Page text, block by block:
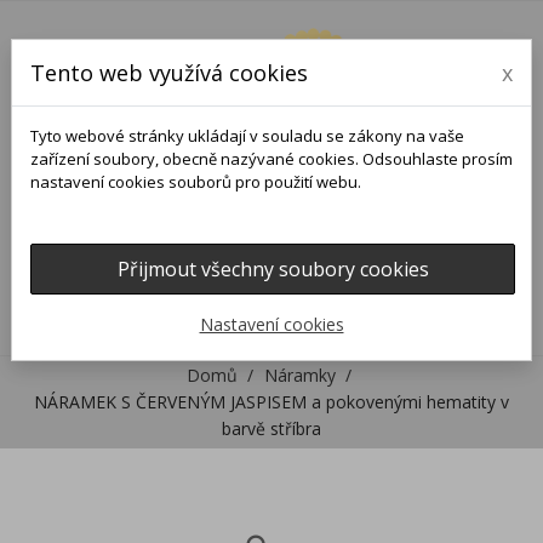
Domů
Náramky
NÁRAMEK S ČERVENÝM JASPISEM a pokovenými hematity v
barvě stříbra
Tento web využívá cookies x
Tyto webové stránky ukládají v souladu se zákony na vaše
zařízení soubory, obecně nazývané cookies. Odsouhlaste prosím
nastavení cookies souborů pro použití webu.
Přijmout všechny soubory cookies
Nastavení cookies